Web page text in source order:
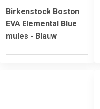
Birkenstock Boston
EVA Elemental Blue
mules - Blauw